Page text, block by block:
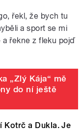
řekl, že bych tu
a sport se mi
a řekne z fleku pojď
„Zlý Kája“ mě
do ní ještě
Kotrč a Dukla. Je